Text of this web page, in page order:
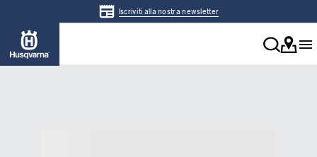
Iscriviti alla nostra newsletter